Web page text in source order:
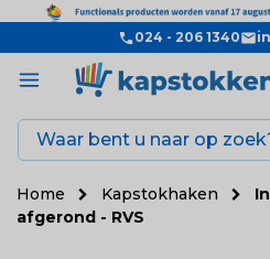
024 - 206 1340
Home Kapstokhaken
afgerond - RVS